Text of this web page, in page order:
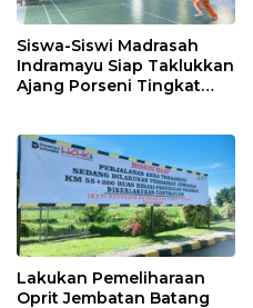
Siswa-Siswi Madrasah
Indramayu Siap Taklukkan
Ajang Porseni Tingkat
Lakukan Pemeliharaan
Oprit Jembatan Batang